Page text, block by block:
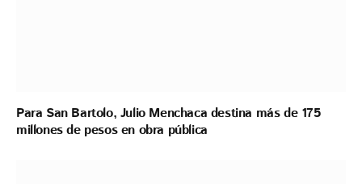
Para San Bartolo, Julio Menchaca destina más de 175
millones de pesos en obra pública